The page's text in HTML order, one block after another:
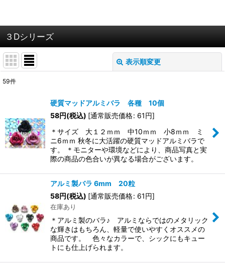
３Dシリーズ
表示順変更
表示数:
並び順:
絞り込む
59件
硬質マッドアルミバラ 各種 10個
58円(税込) [通常販売価格: 61円]
＊サイズ 大１２ｍｍ 中10ｍｍ 小8ｍｍ ミ
ニ6ｍｍ 秋冬に大活躍の硬質マッドアルミバラで
す。 ＊モニターや環境などにより、商品写真と実
際の商品の色合いが異なる場合がございます。
アルミ製バラ 6mm 20粒
58円(税込) [通常販売価格: 61円]
在庫あり
＊アルミ製のバラ♪ アルミならではのメタリック
な輝きはもちろん、軽量で使いやすくオススメの
商品です。 色々なカラーで、シックにもキュー
トにも仕上げられます。